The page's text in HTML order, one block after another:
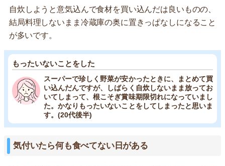
自炊しようと意気込んで食材を買い込んだは良いものの、
結局料理しないまま冷蔵庫の奥に置きっぱなしになること
が多いです。
もったいないことをした
スーパーで珍しく野菜が安かったときに、まとめて買
い込んだんですが、しばらく自炊しないまま放ってお
いてしまって、根こそぎ賞味期限切れになっていまし
た。かなりもったいないことをしてしまったと思いま
す。(20代後半)
気付いたら何も食べてない日がある